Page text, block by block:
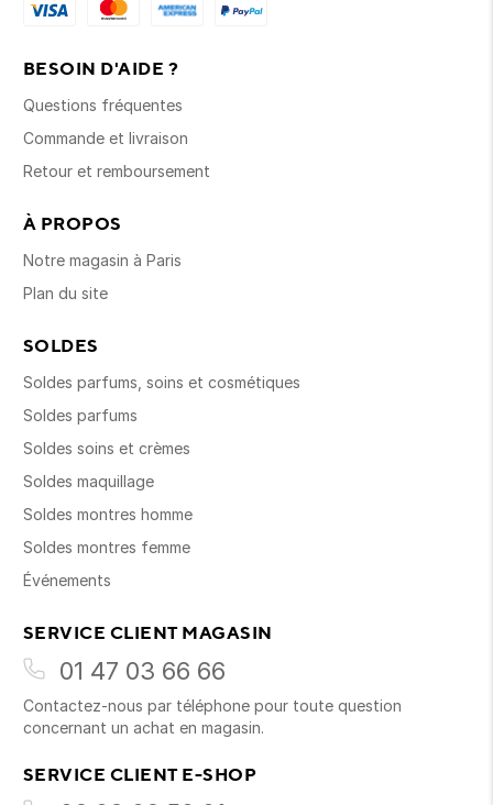
BESOIN D'AIDE ?
Questions fréquentes
Commande et livraison
Retour et remboursement
À PROPOS
Notre magasin à Paris
Plan du site
SOLDES
Soldes parfums, soins et cosmétiques
Soldes parfums
Soldes soins et crèmes
Soldes maquillage
Soldes montres homme
Soldes montres femme
Événements
SERVICE CLIENT MAGASIN
01 47 03 66 66
Contactez-nous par téléphone pour toute question
concernant un achat en magasin.
SERVICE CLIENT E-SHOP